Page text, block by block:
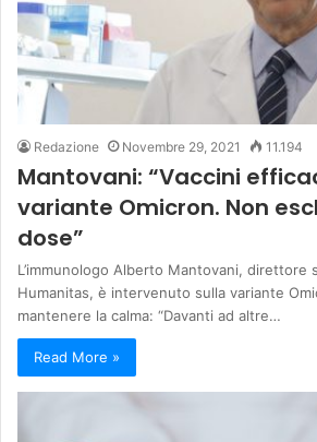
Redazione Novembre 29, 2021 11.194
Mantovani: “Vaccini
variante Omicron. Non
dose”
L’immunologo Alberto Mantovani, direttore
Humanitas, è intervenuto sulla variante
mantenere la calma: “Davanti ad altre…
Read More »